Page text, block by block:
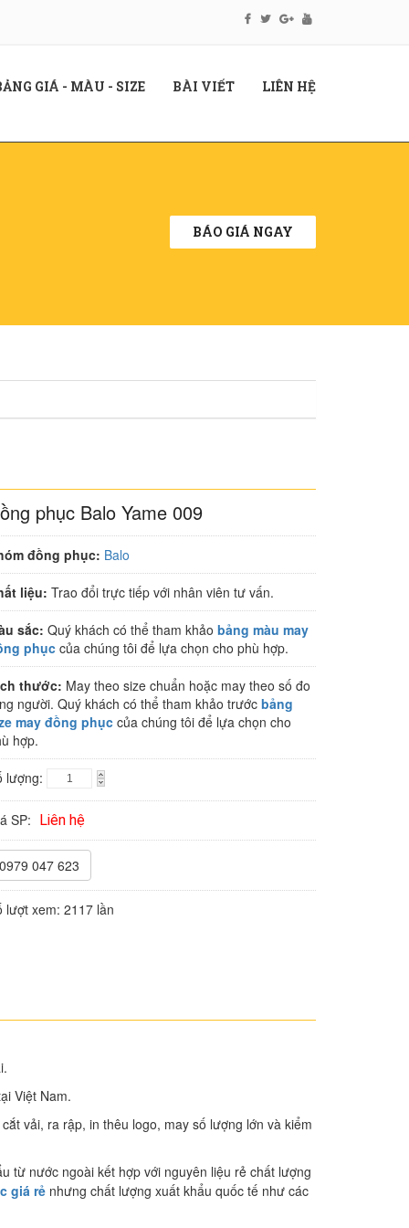
GIÁ - MÀU - SIZE(CURRENT)
BÀI VIẾT(CURRENT)
LIÊN HỆ(CURRENT)
BÁO GIÁ NGAY
phục Balo Yame 009
đồng phục: Balo
liệu: Trao đổi trực tiếp với nhân viên tư vấn.
sắc: Quý khách có thể tham khảo bảng màu may
phục của chúng tôi để lựa chọn cho phù hợp.
thước: May theo size chuẩn hoặc may theo số đo
người. Quý khách có thể tham khảo trước bảng
may đồng phục của chúng tôi để lựa chọn cho
hợp.
lượng:
SP: Liên hệ
0979 047 623
lượt xem: 2117 lần
Việt Nam.
vải, ra rập, in thêu logo, may số lượng lớn và kiểm
từ nước ngoài kết hợp với nguyên liệu rẻ chất lượng
giá rẻ nhưng chất lượng xuất khẩu quốc tế như các